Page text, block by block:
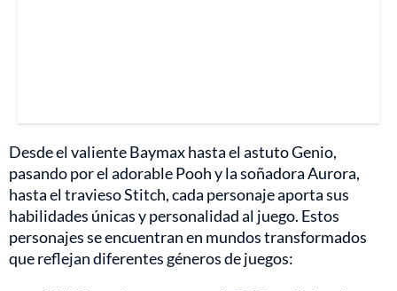
Desde el valiente Baymax hasta el astuto Genio,
pasando por el adorable Pooh y la soñadora Aurora,
hasta el travieso Stitch, cada personaje aporta sus
habilidades únicas y personalidad al juego. Estos
personajes se encuentran en mundos transformados
que reflejan diferentes géneros de juegos: